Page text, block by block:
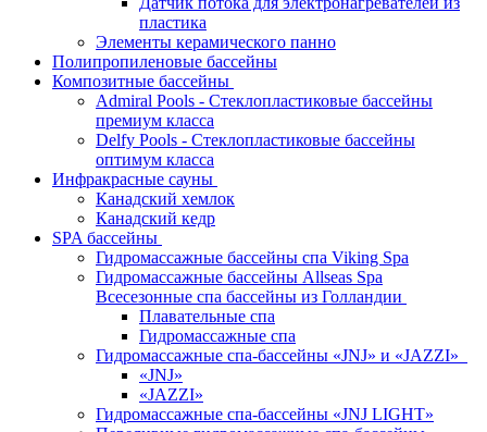
пластика
Элементы керамического панно
Полипропиленовые бассейны
Композитные бассейны
Admiral Pools - Стеклопластиковые бассейны
премиум класса
Delfy Pools - Стеклопластиковые бассейны
оптимум класса
Инфракрасные сауны
Канадский хемлок
Канадский кедр
SPA бассейны
Гидромассажные бассейны спа Viking Spa
Гидромассажные бассейны Allseas Spa
Всесезонные спа бассейны из Голландии
Плавательные спа
Гидромассажные спа
Гидромассажные спа-бассейны «JNJ» и «JAZZI»
«JNJ»
«JAZZI»
Гидромассажные спа-бассейны «JNJ LIGHT»